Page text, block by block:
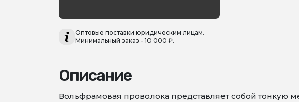
Оптовые поставки юридическим лицам.
Минимальный заказ - 10 000 ₽.
Описание
Вольфрамовая проволока представляет собой тонкую